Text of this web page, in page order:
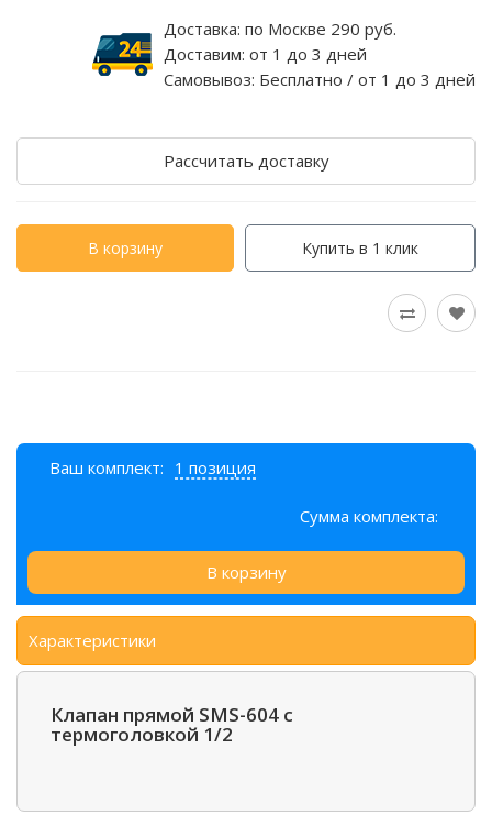
Доставка: по Москве 290 руб.
Доставим: от 1 до 3 дней
Самовывоз: Бесплатно / от 1 до 3 дней
Рассчитать доставку
В корзину Купить в 1 клик
Ваш комплект: 1 позиция
Сумма комплекта:
В корзину
Характеристики
Клапан прямой SMS-604 с
термоголовкой 1/2